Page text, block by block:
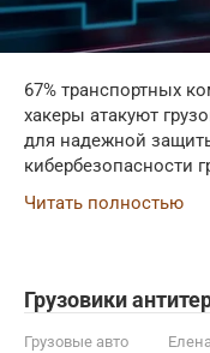
67% транспортных
хакеры атакуют
для надежной
кибербезопасности
Читать полностью
Грузовики
Грузовые авто